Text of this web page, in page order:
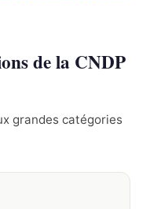
de la CNDP
grandes catégories